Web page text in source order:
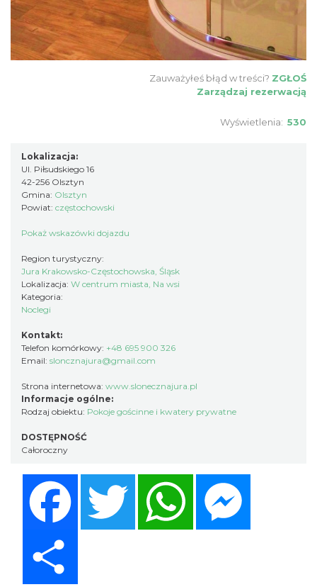
Zauważyłeś błąd w treści? ZGŁOŚ
Zarządzaj rezerwacją
Wyświetlenia: 530
Lokalizacja:
Ul. Piłsudskiego 16
42-256 Olsztyn
Gmina: Olsztyn
Powiat: częstochowski
Pokaż wskazówki dojazdu
Region turystyczny:
Jura Krakowsko-Częstochowska, Śląsk
Lokalizacja: W centrum miasta, Na wsi
Kategoria:
Noclegi
Kontakt:
Telefon komórkowy: +48 695 900 326
Email: sloncznajura@gmail.com
Strona internetowa: www.slonecznajura.pl
Informacje ogólne:
Rodzaj obiektu: Pokoje gościnne i kwatery prywatne
DOSTĘPNOŚĆ
Całoroczny
Twitter WhatsApp